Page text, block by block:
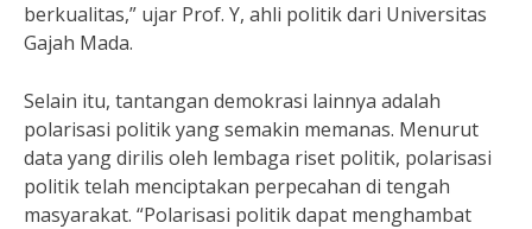
berkualitas,” ujar Prof. Y, ahli politik dari Universitas
Gajah Mada.
Selain itu, tantangan demokrasi lainnya adalah
polarisasi politik yang semakin memanas. Menurut
data yang dirilis oleh lembaga riset politik, polarisasi
politik telah menciptakan perpecahan di tengah
masyarakat. “Polarisasi politik dapat menghambat